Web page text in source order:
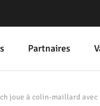
Partnaires
joue à colin-maillard